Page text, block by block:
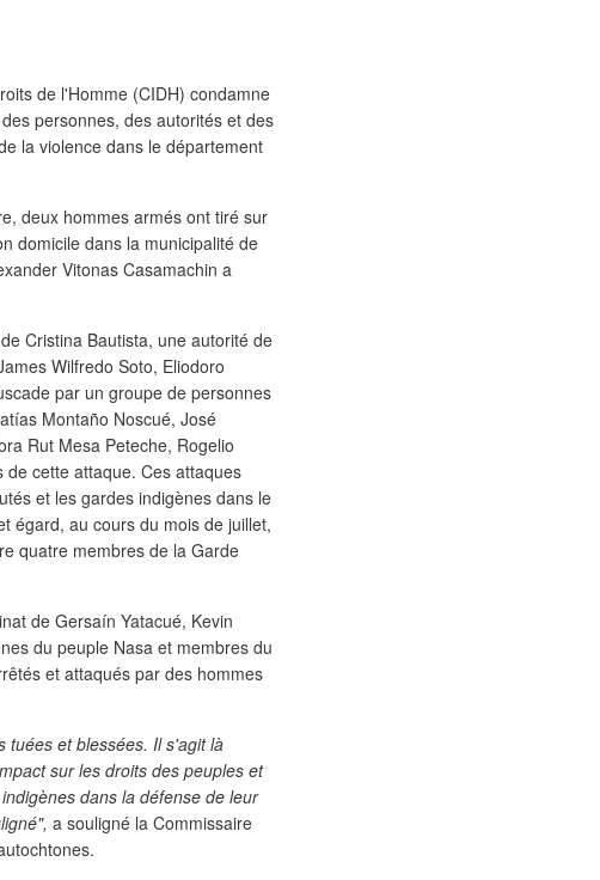
de l'Homme (CIDH) condamne
personnes, des autorités et des
la violence dans le département
deux hommes armés ont tiré sur
domicile dans la municipalité de
Vitonas Casamachin a
Cristina Bautista, une autorité de
Wilfredo Soto, Eliodoro
par un groupe de personnes
Montaño Noscué, José
Rut Mesa Peteche, Rogelio
cette attaque. Ces attaques
et les gardes indigènes dans le
égard, au cours du mois de juillet,
quatre membres de la Garde
de Gersaín Yatacué, Kevin
du peuple Nasa et membres du
et attaqués par des hommes
tuées et blessées. Il s'agit là
sur les droits des peuples et
dans la défense de leur
a souligné la Commissaire